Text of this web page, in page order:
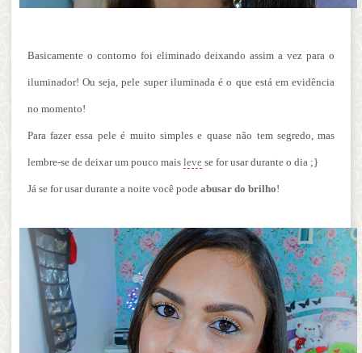
Basicamente o contorno foi eliminado deixando assim a vez para o
iluminador! Ou seja, pele super iluminada é o que está em evidência
no momento!
Para fazer essa pele é muito simples e quase não tem segredo, mas
lembre-se de deixar um pouco mais levese for usar durante o dia ;}
Já se for usar durante a noite você pode abusar do brilho!